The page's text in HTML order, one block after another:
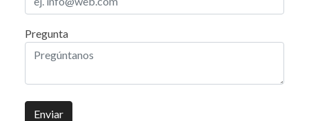
Pregunta
Enviar